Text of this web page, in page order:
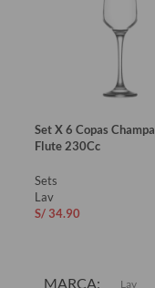
Set X 6 Copas
Flute 230Cc
Sets
Lav
S/ 34.90
MARCA Lav